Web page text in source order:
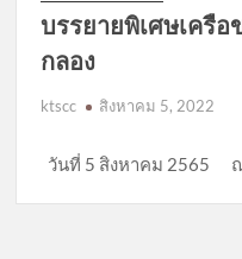
บรรยายพิเศษเครื
กลอง
ktscc สิงหาคม 5, 2022
วันที่ 5 สิงหาคม 2565